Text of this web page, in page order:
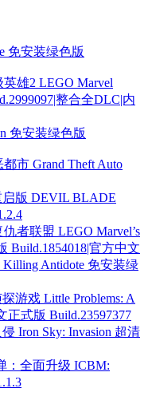
免安装绿色版
雄2 LEGO Marvel
整合全DLC|内
免安装绿色版
市 Grand Theft Auto
版 DEVIL BLADE
者联盟 LEGO Marvel’s
Build.1854018|官方中文
Antidote 免安装绿
游戏 Little Problems: A
正式版 Build.23597377
Iron Sky: Invasion 超清
：全面升级 ICBM: